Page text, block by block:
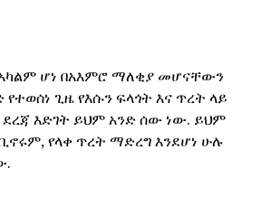
ሆነ በአእምሮ ማለቂያ መሆናቸውን
ጊዜ የእሱን ፍላጎት እና ጥረት ላይ
እድገት ይህም አንድ ሰው ነው. ይህም
የላቀ ጥረት ማድረግ እንደሆነ ሁሉ